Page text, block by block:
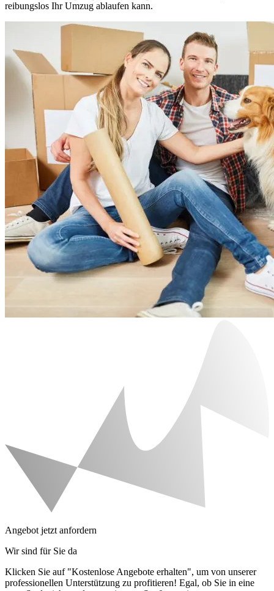
reibungslos Ihr Umzug ablaufen kann.
Angebot jetzt anfordern
Wir sind für Sie da
Klicken Sie auf "Kostenlose Angebote erhalten", um von unserer
professionellen Unterstützung zu profitieren! Egal, ob Sie in eine